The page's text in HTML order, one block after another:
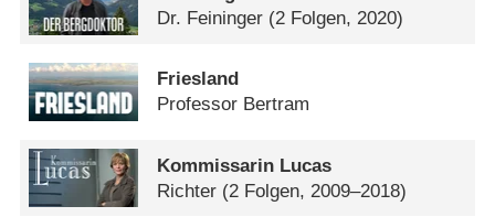
Dr. Feininger (2 Folgen, 2020)
Friesland
Professor Bertram
Kommissarin Lucas
Richter (2 Folgen, 2009–2018)